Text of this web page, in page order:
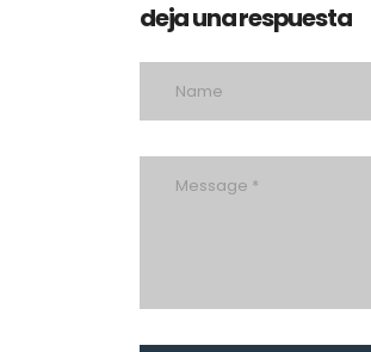
deja una respuesta